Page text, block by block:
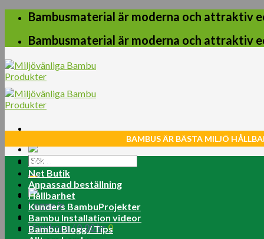
Skip
content
Bambusmaterial är moderna och attraktiv
Bambusmaterial är moderna och attraktiv
Sök
efter:
Logga in
Varukorg /0.00kr 0
BAMBUS ÄR BÄSTA MILJÖ
Home
Net Butik
Anpassad beställning
Hållbarhet
Kunders BambuProjekter
Bambu Installation videor
Bambu Blogg / Tips